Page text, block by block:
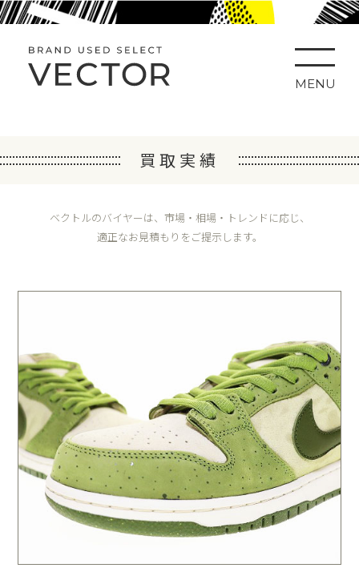
MENU
買取実績
ベクトルのバイヤーは、市場・相場・トレンドに応じ、
適正なお見積もりをご提示します。